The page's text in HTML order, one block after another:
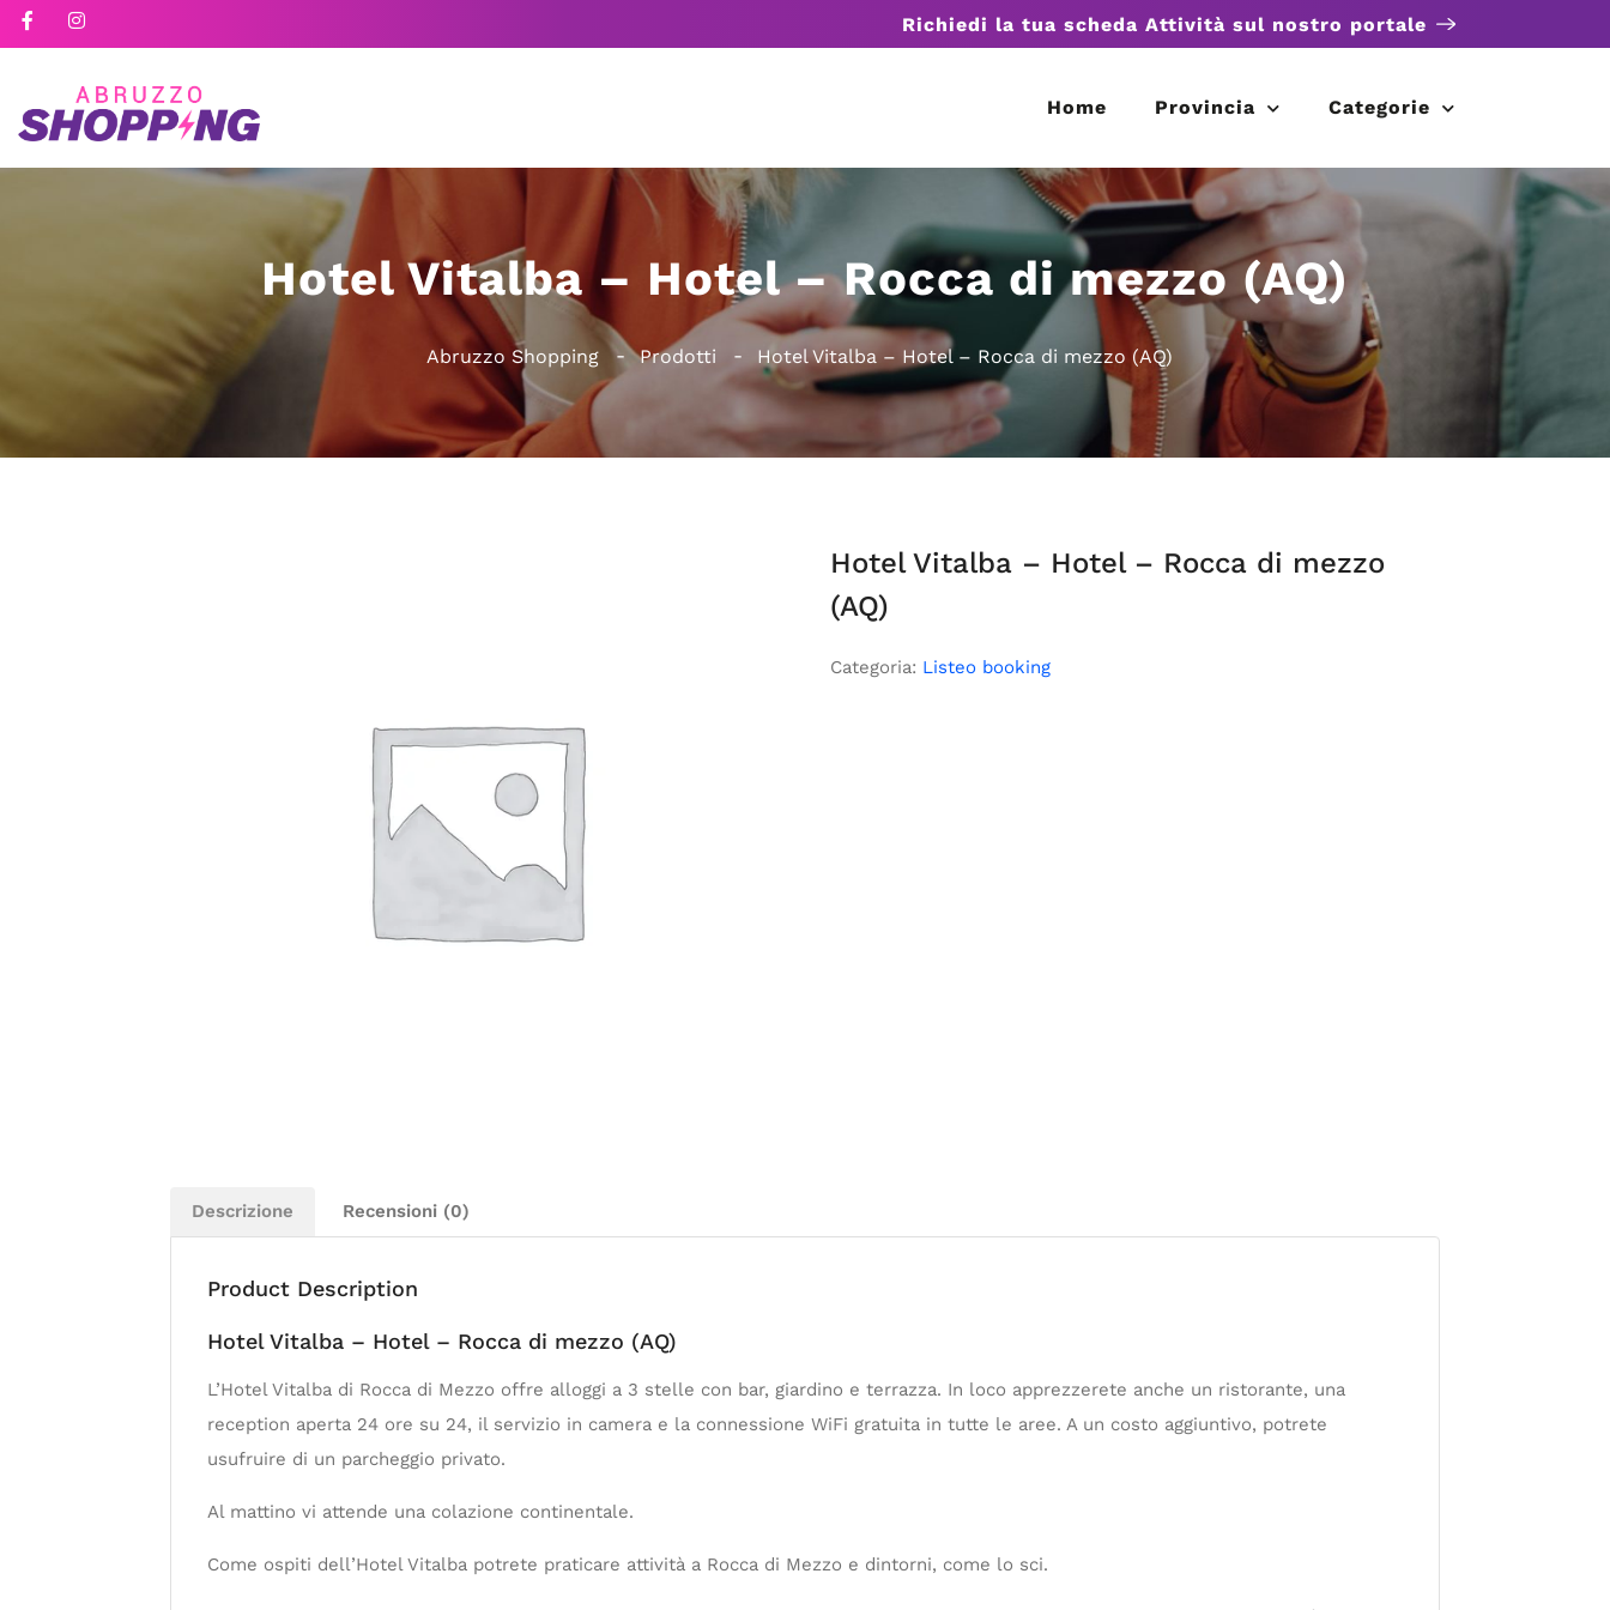
Richiedi la tua scheda Attività sul nostro portale
Home Provincia Categorie
Hotel Vitalba – Hotel – Rocca di mezzo (AQ)
Abruzzo Shopping Prodotti Hotel Vitalba – Hotel – Rocca di mezzo (AQ)
Hotel Vitalba – Hotel – Rocca di mezzo
(AQ)
Categoria: Listeo booking
Descrizione Recensioni (0)
Product Description
Hotel Vitalba – Hotel – Rocca di mezzo (AQ)
L’Hotel Vitalba di Rocca di Mezzo offre alloggi a 3 stelle con bar, giardino e terrazza. In loco apprezzerete anche un ristorante, una
reception aperta 24 ore su 24, il servizio in camera e la connessione WiFi gratuita in tutte le aree. A un costo aggiuntivo, potrete
usufruire di un parcheggio privato.
Al mattino vi attende una colazione continentale.
Come ospiti dell’Hotel Vitalba potrete praticare attività a Rocca di Mezzo e dintorni, come lo sci.